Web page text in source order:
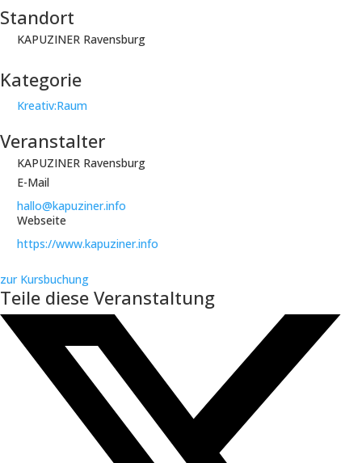
Standort
KAPUZINER Ravensburg
Kategorie
Kreativ:Raum
Veranstalter
KAPUZINER Ravensburg
E-Mail
hallo@kapuziner.info
Webseite
https://www.kapuziner.info
zur Kursbuchung
Teile diese Veranstaltung